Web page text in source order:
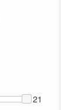
21